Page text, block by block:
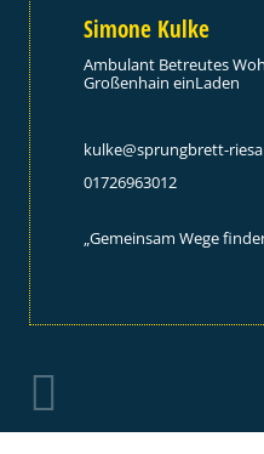
Simone Kulke
Ambulant Betreutes
Großenhain einLaden
kulke@sprungbrett-
01726963012
„Gemeinsam Wege